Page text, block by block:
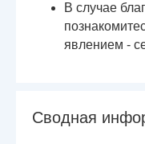
В случае
явлением -
Сводная